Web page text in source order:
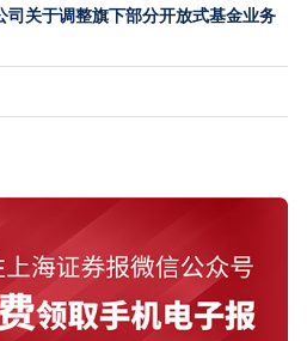
司关于调整旗下部分开放式基金业务